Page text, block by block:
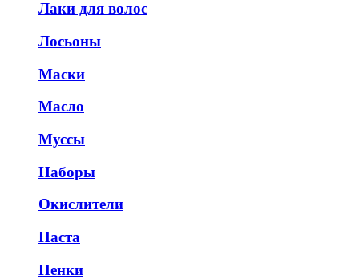
Лаки для волос
Лосьоны
Маски
Масло
Муссы
Наборы
Окислители
Паста
Пенки